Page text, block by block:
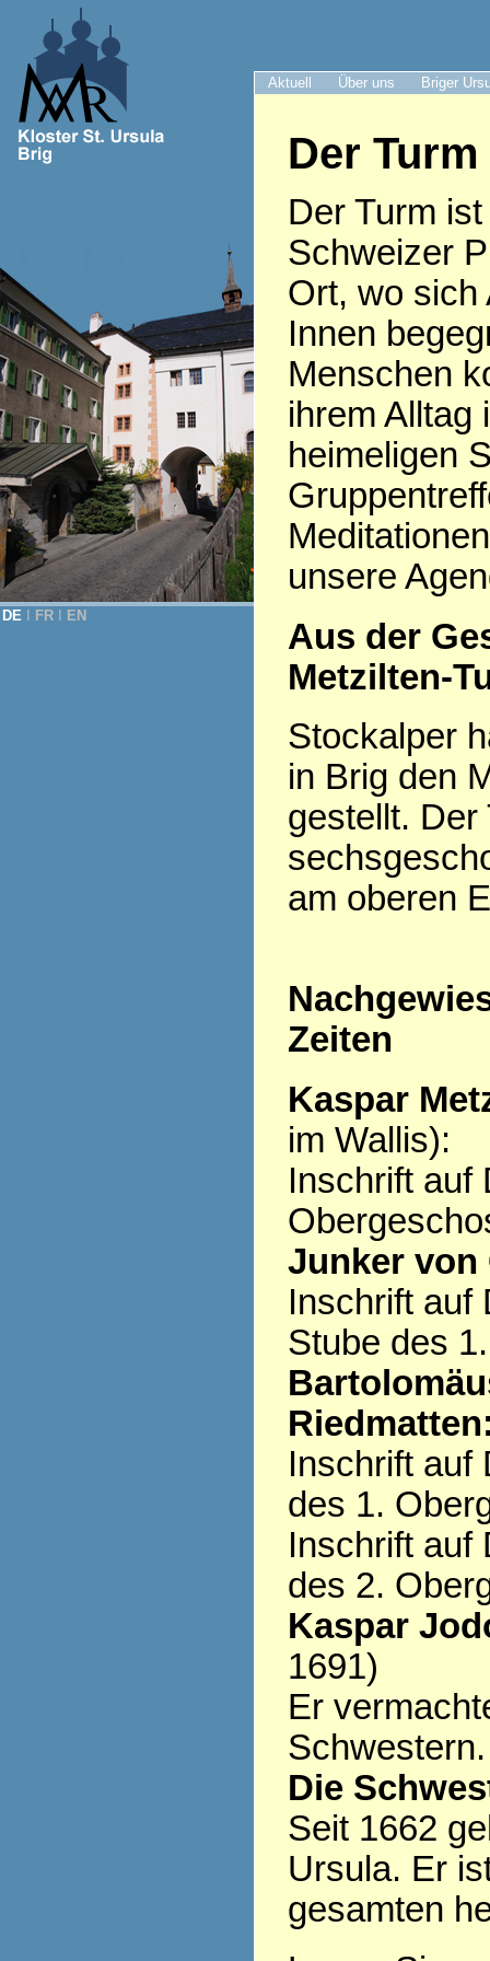
Aktuell Über uns Briger
DE FR EN
Der
Der Turm
Schweizer
Ort, wo sich
Innen
Menschen
ihrem Alltag
heimeligen
unsere
Aus der
Metzilten-
Stockalper
in Brig den
gestellt. Der
am oberen
Zeiten
Kaspar
im Wallis):
Inschrift auf
Junker von
Inschrift auf
Stube des
Inschrift auf
des 1.
Inschrift auf
des 2.
Kaspar
1691)
Er
Schwestern.
Die
Seit 1662
Ursula. Er
gesamten